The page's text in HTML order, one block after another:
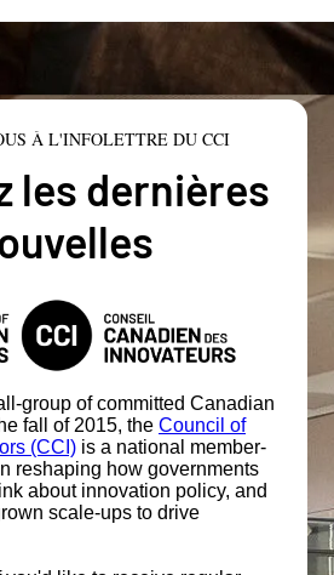
À L'INFOLETTRE DU CCI
les dernières